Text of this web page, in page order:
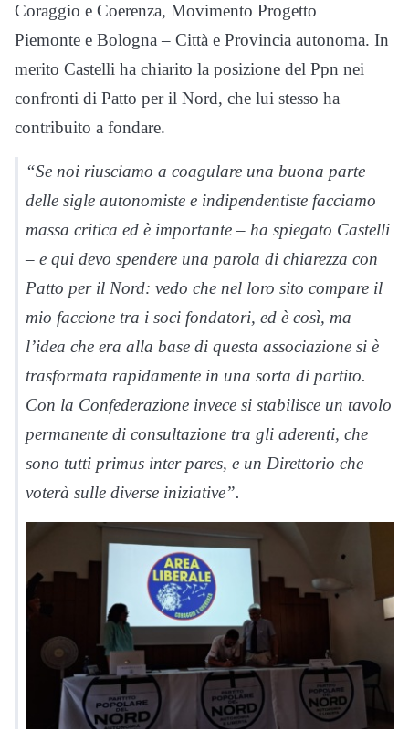
Coraggio e Coerenza, Movimento Progetto
Piemonte e Bologna – Città e Provincia autonoma. In
merito Castelli ha chiarito la posizione del Ppn nei
confronti di Patto per il Nord, che lui stesso ha
contribuito a fondare.
“Se noi riusciamo a coagulare una buona parte
delle sigle autonomiste e indipendentiste facciamo
massa critica ed è importante – ha spiegato Castelli
– e qui devo spendere una parola di chiarezza con
Patto per il Nord: vedo che nel loro sito compare il
mio faccione tra i soci fondatori, ed è così, ma
l’idea che era alla base di questa associazione si è
trasformata rapidamente in una sorta di partito.
Con la Confederazione invece si stabilisce un tavolo
permanente di consultazione tra gli aderenti, che
sono tutti primus inter pares, e un Direttorio che
voterà sulle diverse iniziative”.